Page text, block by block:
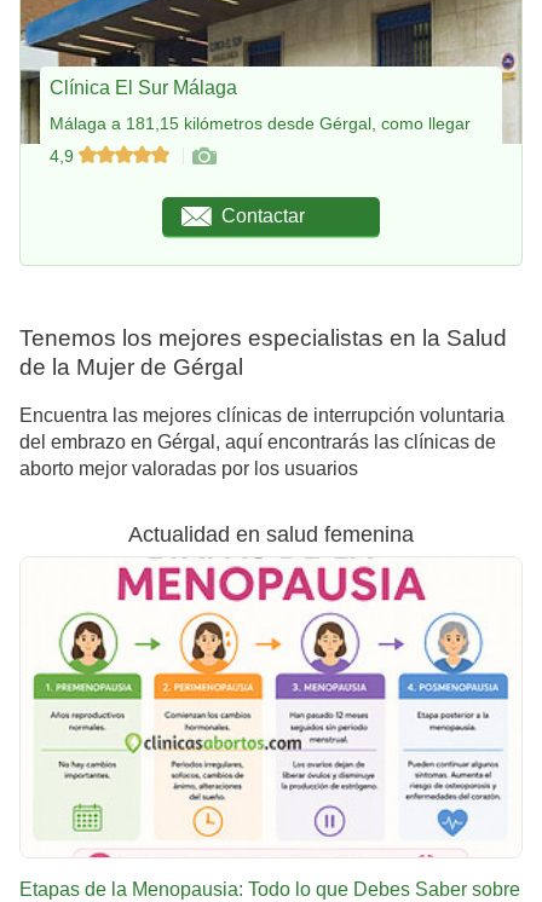
Clínica El Sur Málaga
Málaga a 181,15 kilómetros desde Gérgal, como llegar
4,9
Contactar
Tenemos los mejores especialistas en la Salud
de la Mujer de Gérgal
Encuentra las mejores clínicas de interrupción voluntaria
del embrazo en Gérgal, aquí encontrarás las clínicas de
aborto mejor valoradas por los usuarios
Actualidad en salud femenina
Etapas de la Menopausia: Todo lo que Debes Saber sobre